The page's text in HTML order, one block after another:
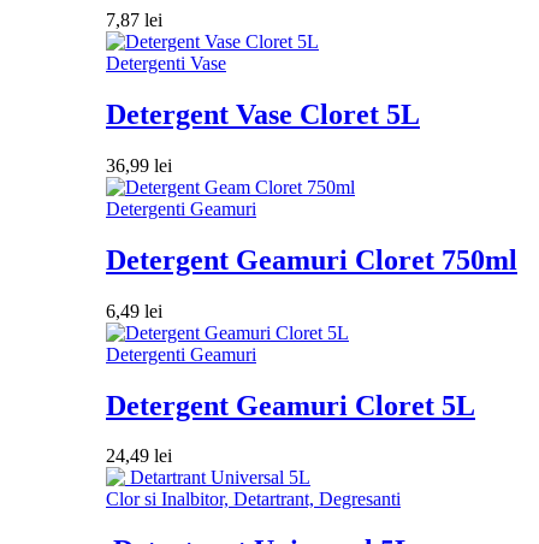
7,87 lei
Detergenti Vase
Detergent Vase Cloret 5L
36,99 lei
Detergenti Geamuri
Detergent Geamuri Cloret 750ml
6,49 lei
Detergenti Geamuri
Detergent Geamuri Cloret 5L
24,49 lei
Clor si Inalbitor, Detartrant, Degresanti